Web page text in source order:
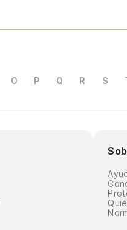
O P Q R S